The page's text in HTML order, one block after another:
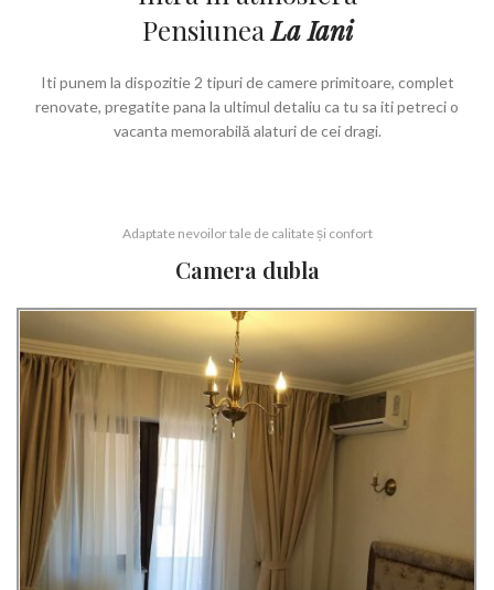
PensiuneaLa Iani
Iti punem la dispozitie 2 tipuri de camere primitoare, complet
renovate, pregatite pana la ultimul detaliu ca tu sa iti petreci o
vacanta memorabilă alaturi de cei dragi.
Adaptate nevoilor tale de calitate și confort
Camera dubla